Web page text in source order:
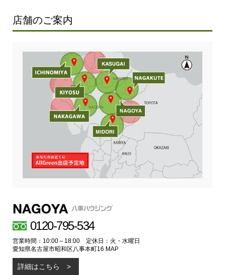
店舗のご案内
0120-795-534
営業時間：10:00～18:00 定休日：火・水曜日
愛知県名古屋市昭和区八事本町16 MAP
詳細はこちら